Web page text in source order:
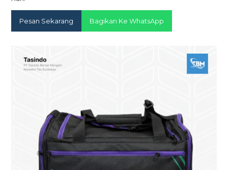
Pesan Sekarang Bagikan Ke WhatsApp